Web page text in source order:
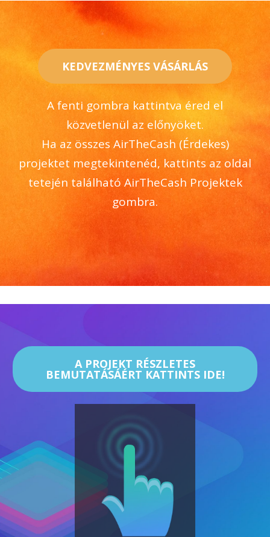
KEDVEZMÉNYES VÁSÁRLÁS
A fenti gombra kattintva éred el
közvetlenül az előnyöket.
Ha az összes AirTheCash (Érdekes)
projektet megtekintenéd, kattints az oldal
tetején található AirTheCash Projektek
gombra.
A PROJEKT RÉSZLETES
BEMUTATÁSÁÉRT KATTINTS IDE!​